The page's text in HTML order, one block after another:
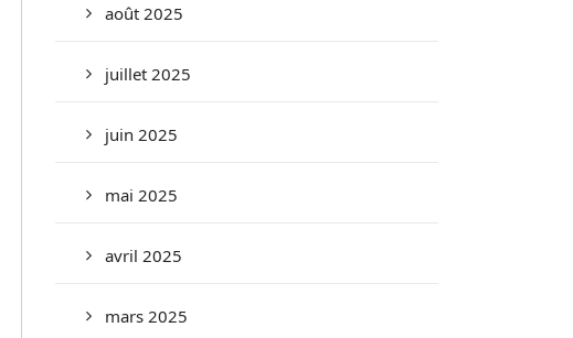
août 2025
juillet 2025
juin 2025
mai 2025
avril 2025
mars 2025